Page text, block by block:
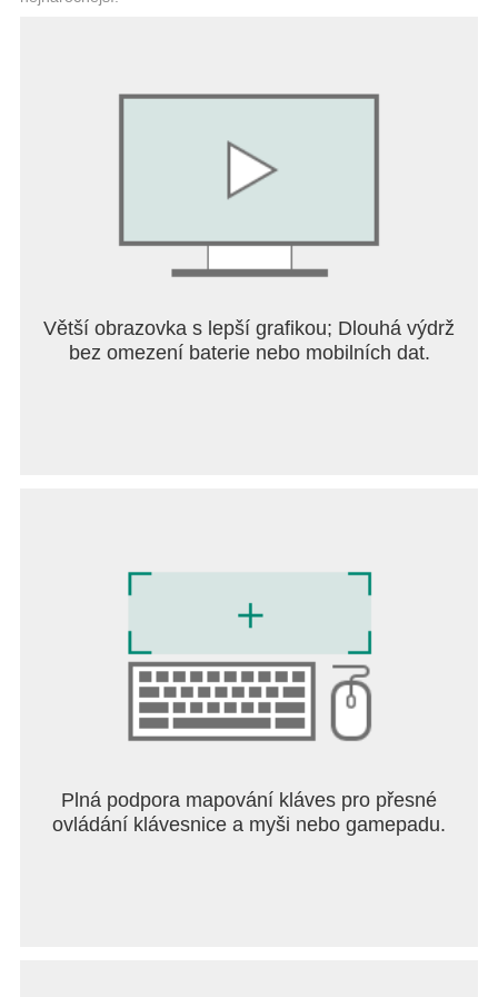
data at: http://warnermediaprivacy.com/do-not-sell
Větší obrazovka s lepší grafikou; Dlouhá výdrž
bez omezení baterie nebo mobilních dat.
Plná podpora mapování kláves pro přesné
ovládání klávesnice a myši nebo gamepadu.